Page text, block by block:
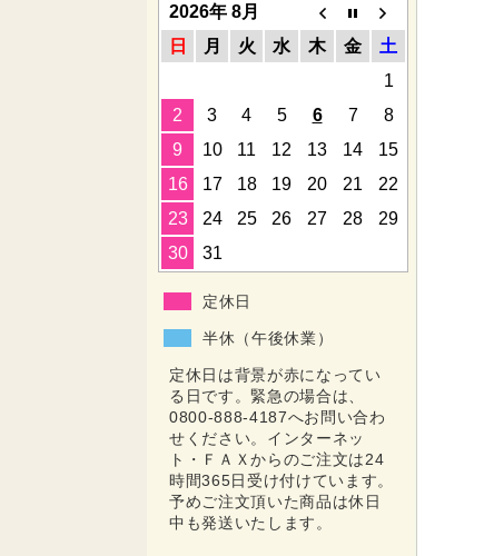
2026年 8月
日
月 火 水 木 金
土
1
2
3 4 5 6 7
8
9
10 11 12 13 14
15
16
17 18 19 20 21
22
23
24 25 26 27 28
29
30
31
定休日
半休（午後休業）
定休日は背景が赤になってい
る日です。緊急の場合は、
0800-888-4187へお問い合わ
せください。インターネッ
ト・ＦＡＸからのご注文は24
時間365日受け付けています。
予めご注文頂いた商品は休日
中も発送いたします。